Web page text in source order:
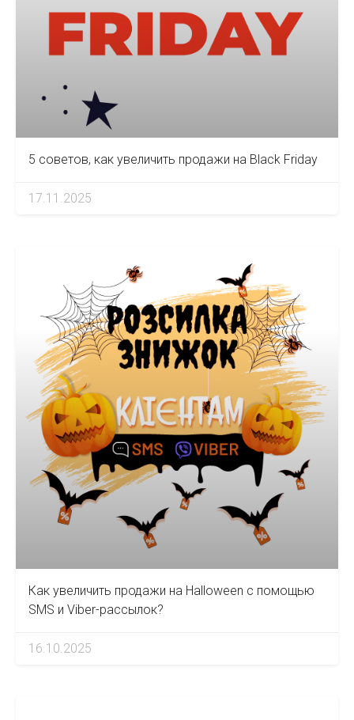
5 советов, как увеличить продажи на Black Friday
17.11.2025
Как увеличить продажи на Halloween с помощью
SMS и Viber-рассылок?
16.10.2025